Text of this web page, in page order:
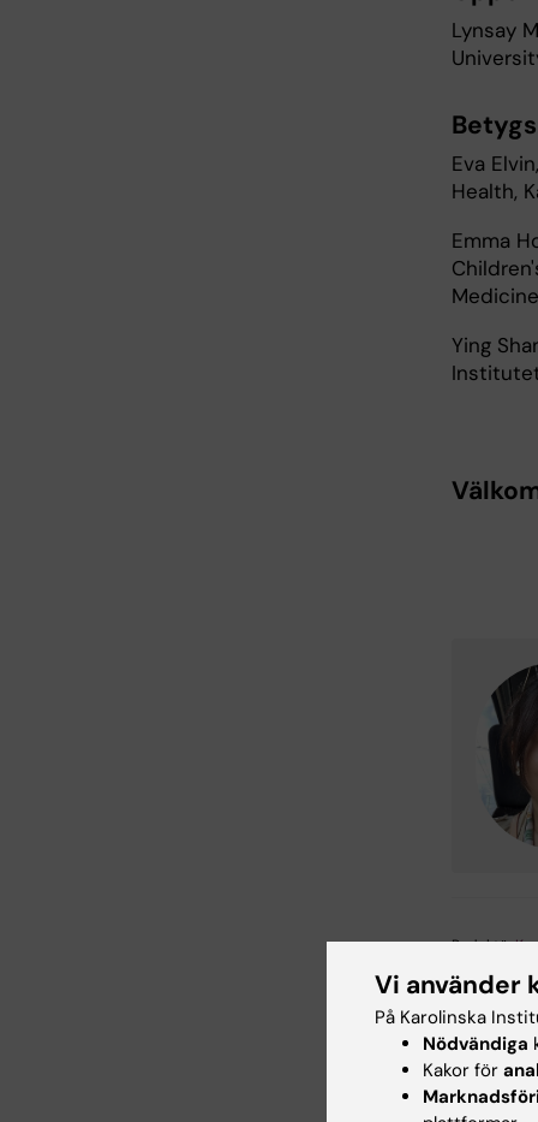
Lynsay
Eva
Health,
Emma
Ying
Redaktör:
Dela
Vi använder
På Karolinska
Nödvändiga
Kakor för